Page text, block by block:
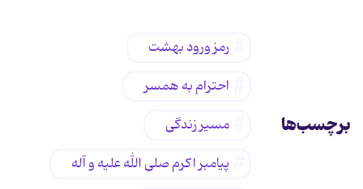
برچسب‌ها
رمز ورود بهشت
احترام به همسر
مسیر زندگی
پیامبر اکرم صلی الله علیه و آله